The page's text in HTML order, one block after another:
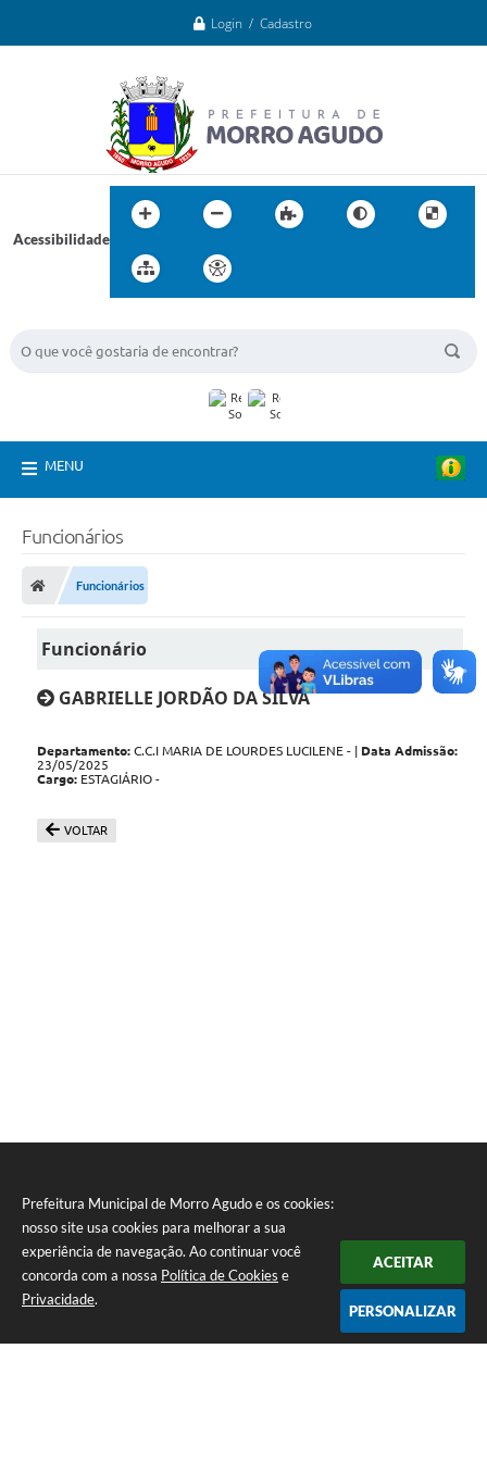
Prefeitura Municipal de Morro Agudo e os cookies:
nosso site usa cookies para melhorar a sua
experiência de navegação. Ao continuar você
concorda com a nossa Política de Cookies e
Privacidade.
ACEITAR
PERSONALIZAR
Login / Cadastro
Acessibilidade
MENU
Funcionários
Funcionários
Funcionário
GABRIELLE JORDÃO DA SILVA
Departamento: C.C.I MARIA DE LOURDES LUCILENE - | Data Admissão:
23/05/2025
Cargo: ESTAGIÁRIO -
VOLTAR